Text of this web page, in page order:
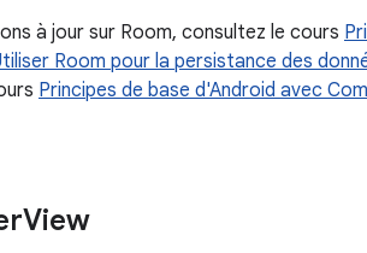
à jour sur Room, consultez le cours
Room pour la persistance des
Principes de base d'Android avec
View